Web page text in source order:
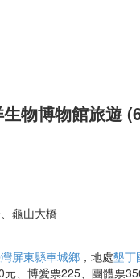
物博物館旅遊
龜山大橋
屏東縣車城鄉 ，地處墾丁
、博愛票225、團體票